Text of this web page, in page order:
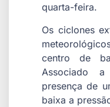
quarta-feira.
Os ciclones
centro de
Associado
presença de
baixa a